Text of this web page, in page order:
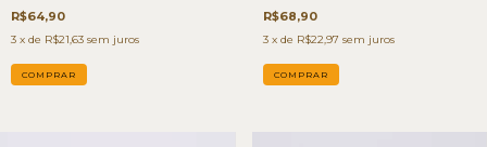
R$64,90
3 x de R$21,63 sem juros
R$68,90
3 x de R$22,97 sem juros